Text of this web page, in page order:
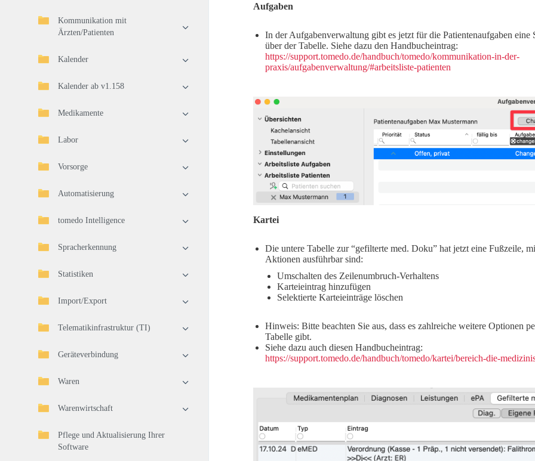
Kommunikation mit
Ärzten/Patienten
Kalender
Kalender ab v1.158
Medikamente
Labor
Vorsorge
Automatisierung
tomedo Intelligence
Spracherkennung
Statistiken
Import/Export
Telematikinfrastruktur (TI)
Geräteverbindung
Waren
Warenwirtschaft
Pflege und Aktualisierung Ihrer
Software
Aufgaben
In der Aufgabenverwaltung gibt es jetzt für die Patientenaufgaben eine
über der Tabelle. Siehe dazu den Handbucheintrag:
https://support.tomedo.de/handbuch/tomedo/kommunikation-in-der-
praxis/aufgabenverwaltung/#arbeitsliste-patienten
Kartei
Die untere Tabelle zur “gefilterte med. Doku” hat jetzt eine Fußzeile,
Aktionen ausführbar sind:
Umschalten des Zeilenumbruch-Verhaltens
Karteieintrag hinzufügen
Selektierte Karteieinträge löschen
Hinweis: Bitte beachten Sie aus, dass es zahlreiche weitere Optionen
Tabelle gibt.
Siehe dazu auch diesen Handbucheintrag:
https://support.tomedo.de/handbuch/tomedo/kartei/bereich-die-